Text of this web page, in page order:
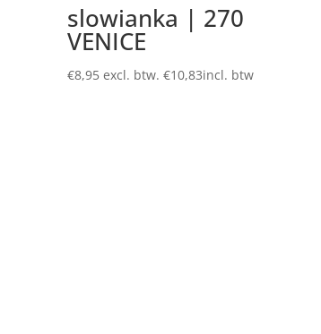
slowianka | 270
VENICE
€8,95 excl. btw. €10,83incl. btw